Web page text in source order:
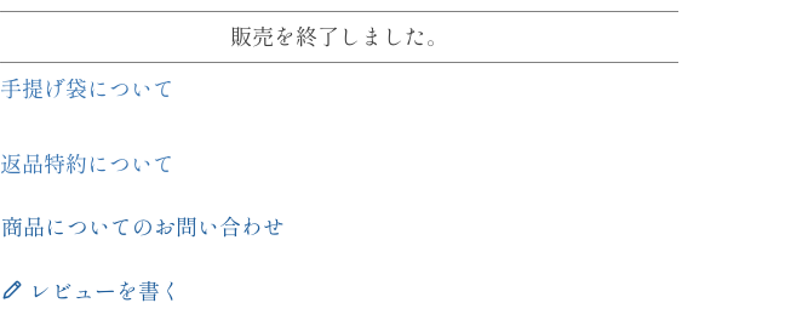
販売を終了しました。
手提げ袋について
返品特約について
商品についてのお問い合わせ
レビューを書く